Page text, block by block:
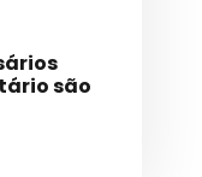
são